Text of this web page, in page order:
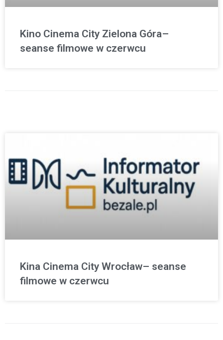
Kino Cinema City Zielona Góra–
seanse filmowe w czerwcu
Kina Cinema City Wrocław– seanse
filmowe w czerwcu